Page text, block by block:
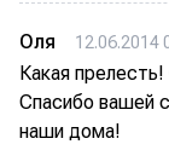
Оля 12.06.2014
Какая
Спасибо вашей
наши дома!